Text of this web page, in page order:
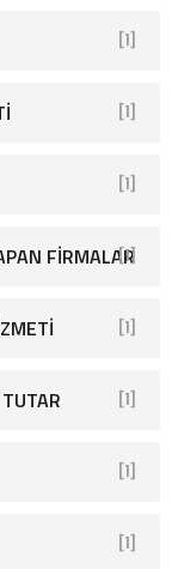
[1]
[1]
[1]
FIRMALAR
[1]
[1]
[1]
[1]
[1]